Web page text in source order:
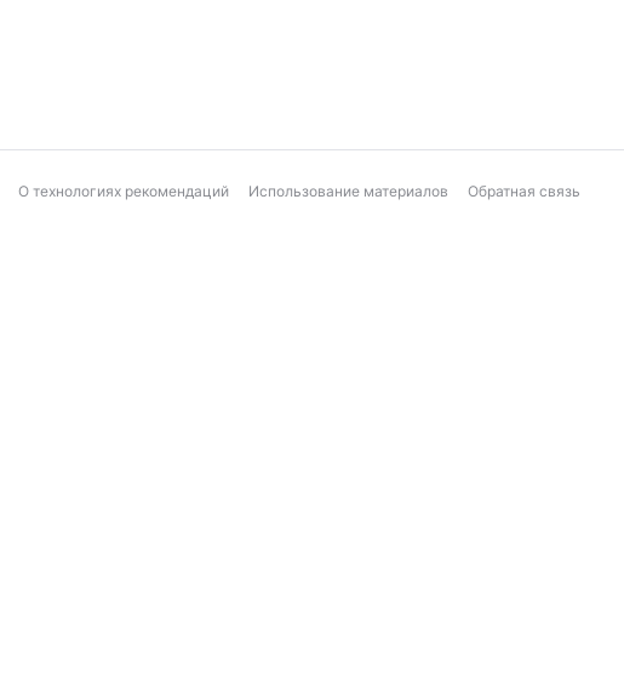
О технологиях рекомендаций Использование материалов Обратная связь